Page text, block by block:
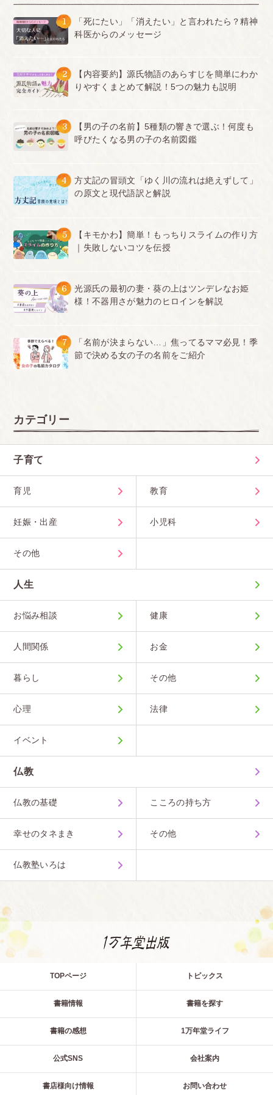
1
「死にたい」「消えたい」と言われたら？精神
科医からのメッセージ
2
【内容要約】源氏物語のあらすじを簡単にわか
りやすくまとめて解説！5つの魅力も説明
3
【男の子の名前】5種類の響きで選ぶ！何度も
呼びたくなる男の子の名前図鑑
4
方丈記の冒頭文「ゆく川の流れは絶えずして」
の原文と現代語訳と解説
5
【キモかわ】簡単！もっちりスライムの作り方
｜失敗しないコツを伝授
6
光源氏の最初の妻・葵の上はツンデレなお姫
様！不器用さが魅力のヒロインを解説
7
「名前が決まらない…」焦ってるママ必見！季
節で決める女の子の名前をご紹介
カテゴリー
子育て
育児 教育
妊娠・出産 小児科
その他
人生
お悩み相談 健康
人間関係 お金
暮らし その他
心理 法律
イベント
仏教
仏教の基礎 こころの持ち方
幸せのタネまき その他
仏教塾いろは
TOPページ トピックス
書籍情報 書籍を探す
書籍の感想 1万年堂ライフ
公式SNS 会社案内
書店様向け情報 お問い合わせ